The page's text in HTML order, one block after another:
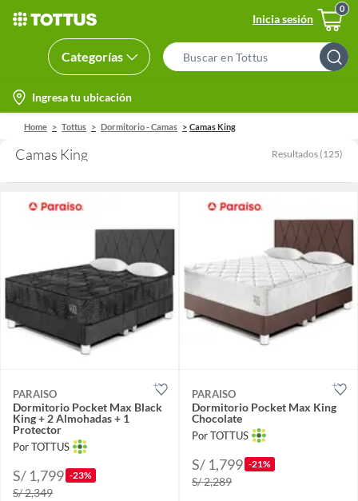
Inicia sesión
Categorías
Search
Bar
location-
icon
Ingresa tu ubicación
Home Tottus Dormitorio - Camas Camas King
Camas King Resultados (125)
PARAISO
Dormitorio Pocket Max Black
King + 2 Almohadas + 1
Protector
Por TOTTUS
S/ 1,799 -23%
S/ 2,349
PARAISO
Dormitorio Pocket Max King
Chocolate
Por TOTTUS
S/ 1,799 -21%
S/ 2,289